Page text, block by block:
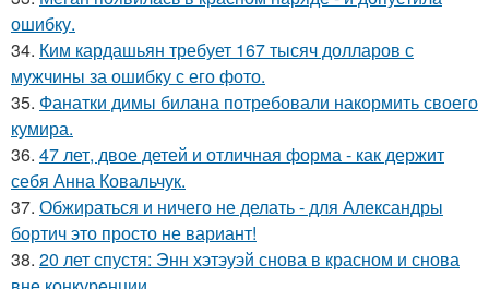
ошибку.
34. Ким кардашьян требует 167 тысяч долларов с
мужчины за ошибку с его фото.
35. Фанатки димы билана потребовали накормить своего
кумира.
36. 47 лет, двое детей и отличная форма - как держит
себя Анна Ковальчук.
37. Обжираться и ничего не делать - для Александры
бортич это просто не вариант!
38. 20 лет спустя: Энн хэтэуэй снова в красном и снова